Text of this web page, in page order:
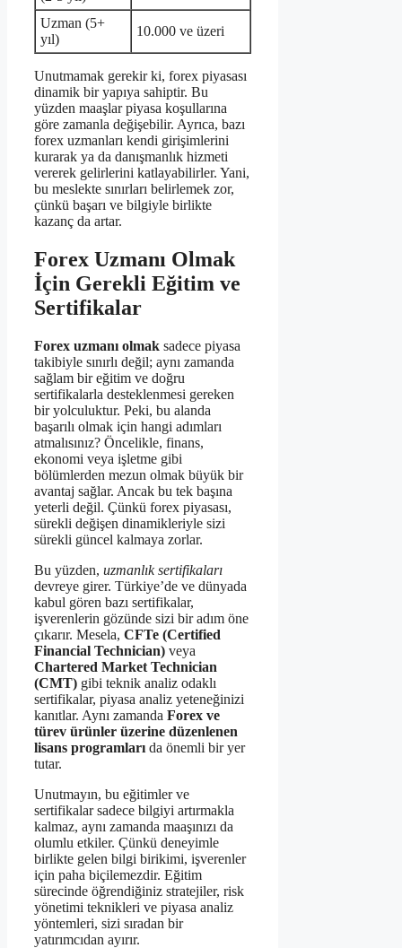
Uzman (5+
yıl)
10.000 ve üzeri
Unutmamak gerekir ki, forex piyasası
dinamik bir yapıya sahiptir. Bu
yüzden maaşlar piyasa koşullarına
göre zamanla değişebilir. Ayrıca, bazı
forex uzmanları kendi girişimlerini
kurarak ya da danışmanlık hizmeti
vererek gelirlerini katlayabilirler. Yani,
bu meslekte sınırları belirlemek zor,
çünkü başarı ve bilgiyle birlikte
kazanç da artar.
Forex Uzmanı Olmak
İçin Gerekli Eğitim ve
Sertifikalar
Forex uzmanı olmak sadece piyasa
takibiyle sınırlı değil; aynı zamanda
sağlam bir eğitim ve doğru
sertifikalarla desteklenmesi gereken
bir yolculuktur. Peki, bu alanda
başarılı olmak için hangi adımları
atmalısınız? Öncelikle, finans,
ekonomi veya işletme gibi
bölümlerden mezun olmak büyük bir
avantaj sağlar. Ancak bu tek başına
yeterli değil. Çünkü forex piyasası,
sürekli değişen dinamikleriyle sizi
sürekli güncel kalmaya zorlar.
Bu yüzden, uzmanlık sertifikaları
devreye girer. Türkiye’de ve dünyada
kabul gören bazı sertifikalar,
işverenlerin gözünde sizi bir adım öne
çıkarır. Mesela, CFTe (Certified
Financial Technician) veya
Chartered Market Technician
(CMT) gibi teknik analiz odaklı
sertifikalar, piyasa analiz yeteneğinizi
kanıtlar. Aynı zamanda Forex ve
türev ürünler üzerine düzenlenen
lisans programları da önemli bir yer
tutar.
Unutmayın, bu eğitimler ve
sertifikalar sadece bilgiyi artırmakla
kalmaz, aynı zamanda maaşınızı da
olumlu etkiler. Çünkü deneyimle
birlikte gelen bilgi birikimi, işverenler
için paha biçilemezdir. Eğitim
sürecinde öğrendiğiniz stratejiler, risk
yönetimi teknikleri ve piyasa analiz
yöntemleri, sizi sıradan bir
yatırımcıdan ayırır.